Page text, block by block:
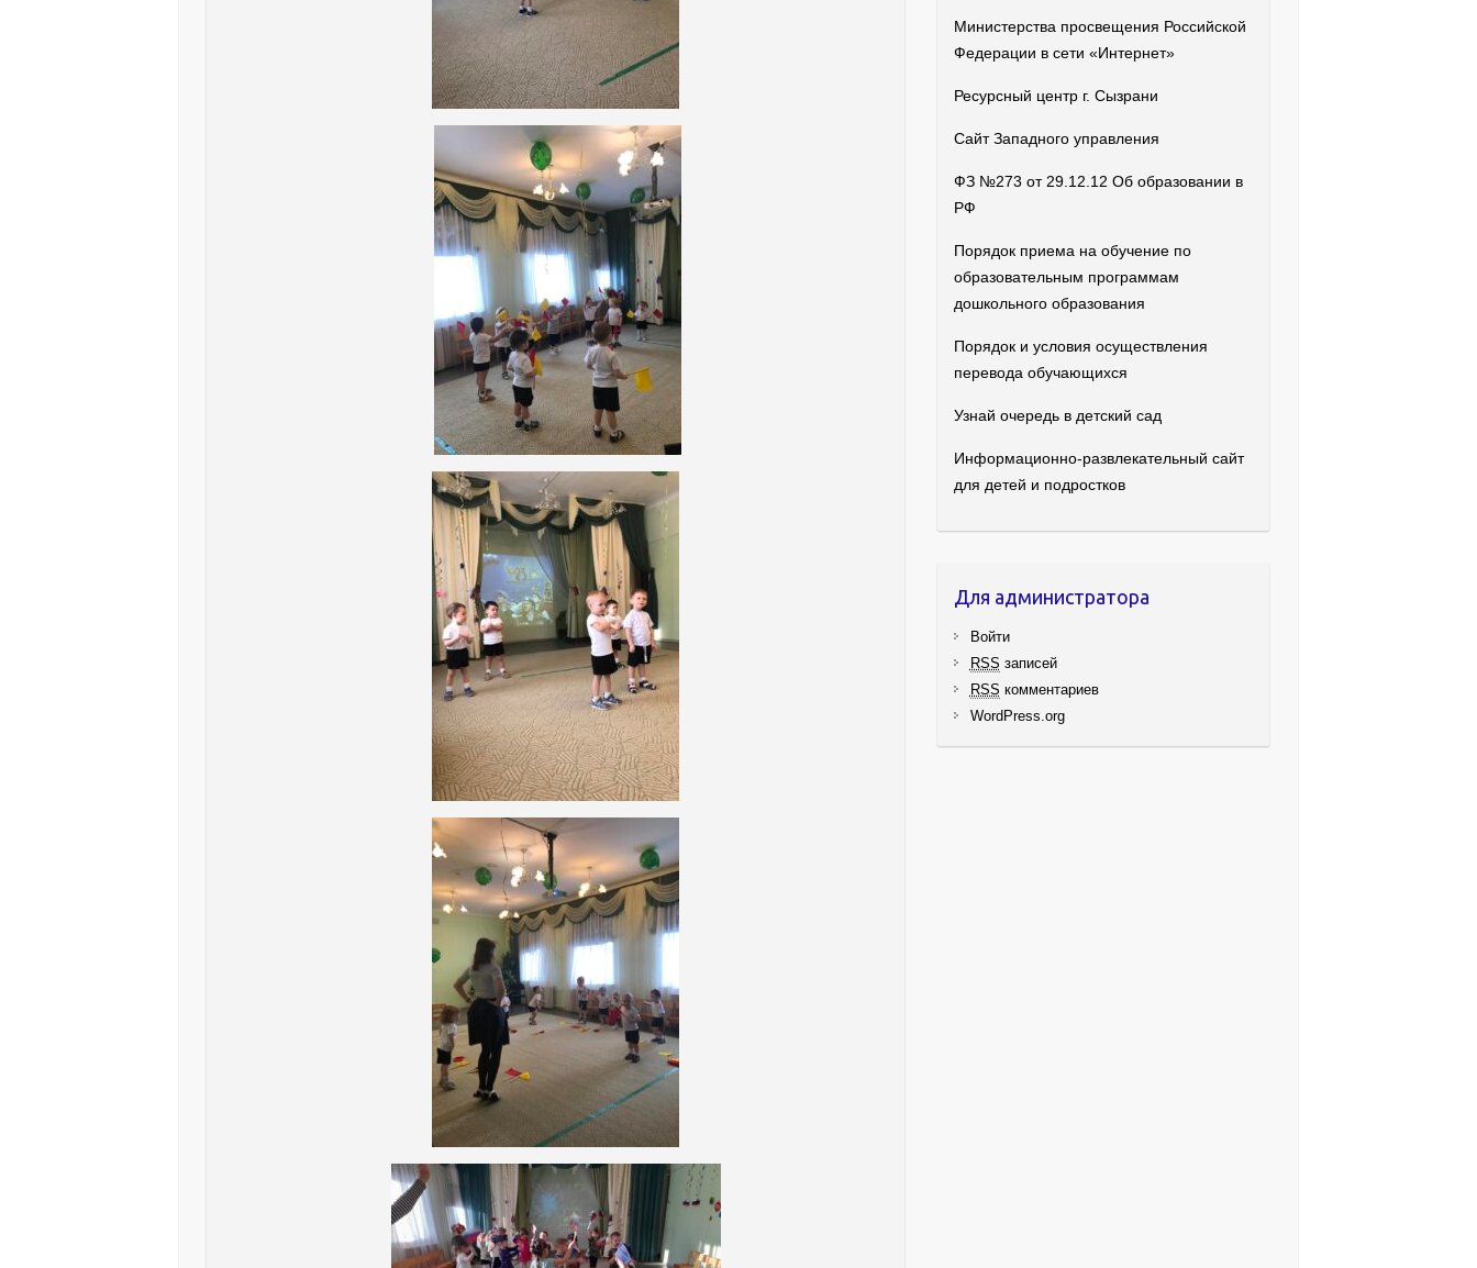
Министерства просвещения Российской
Федерации в сети «Интернет»
Ресурсный центр г. Сызрани
Сайт Западного управления
ФЗ №273 от 29.12.12 Об образовании в
РФ
Порядок приема на обучение по
образовательным программам
дошкольного образования
Порядок и условия осуществления
перевода обучающихся
Узнай очередь в детский сад
Информационно-развлекательный сайт
для детей и подростков
Для администратора
Войти
RSS записей
RSS комментариев
WordPress.org